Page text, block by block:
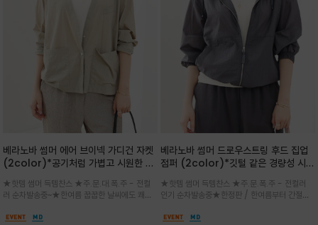
베라노바 썸머 에어 브이넥 가디건 자켓
(2color)*공기처럼 가볍고 시원한 나
브이넥 디자인이라 부담없이 쓱쓱~걸치
는 꾸안꾸!!가볍고 바스락한 나일론 블렌
드 소재감이 세련된 무드를 더해주는 가
★핫템 썸머 득템찬스 ★주.문.대.폭.주 - 전컬
러 순차발송중~★한여름 꿉꿉한 날씨에도 쾌적
일 자켓은 가벼운 무게감과 방수성 덕분에 여름
베라노바 썸머 드로우스트링 후드 집업
점퍼 (2color)*깃털 같은 경량성 시원
(Volume Fit)가볍지만 입체적인 실
루엣을 유지하는 구조적 디자인
★핫템 썸머 득템찬스 ★주.문.폭.주 - 전컬러
인기 순차발송중★한정판 / 한여름부터 간절기
단 스토퍼 디테일로 핏 조절이 가능해 실용적/바